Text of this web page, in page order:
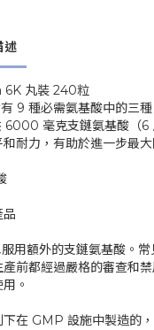
述
丸裝 240粒
9 種必需氨基酸中的三
6000 毫克支鏈氨基酸（
耐力，有助於進一步最
用額外的支鏈氨基酸。
前都經過嚴格的審查和
。
在 GMP 設施中製造的